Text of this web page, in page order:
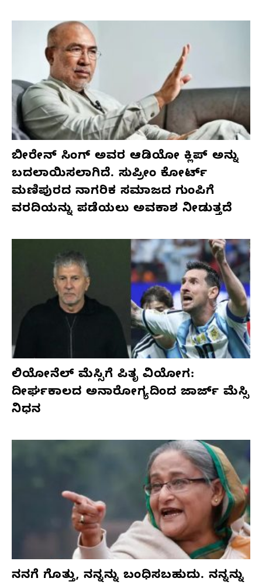
ಬೀರೇನ್ ಸಿಂಗ್ ಅವರ ಆಡಿಯೋ ಕ್ಲಿಪ್ ಅನ್ನು
ಬದಲಾಯಿಸಲಾಗಿದೆ. ಸುಪ್ರೀಂ ಕೋರ್ಟ್
ಮಣಿಪುರದ ನಾಗರಿಕ ಸಮಾಜದ ಗುಂಪಿಗೆ
ವರದಿಯನ್ನು ಪಡೆಯಲು ಅವಕಾಶ ನೀಡುತ್ತದೆ
ಲಿಯೋನೆಲ್ ಮೆಸ್ಸಿಗೆ ಪಿತೃ ವಿಯೋಗ:
ದೀರ್ಘಕಾಲದ ಅನಾರೋಗ್ಯದಿಂದ ಜಾರ್ಜ್ ಮೆಸ್ಸಿ
ನಿಧನ
ನನಗೆ ಗೊತ್ತು, ನನ್ನನ್ನು ಬಂಧಿಸಬಹುದು. ನನ್ನನ್ನು